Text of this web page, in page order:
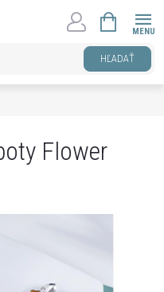
HĽADAŤ
KOŠÍK
Flower